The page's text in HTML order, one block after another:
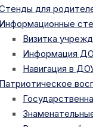
для
Информационные
Визитка
Информация
Навигация в
Патриотическое